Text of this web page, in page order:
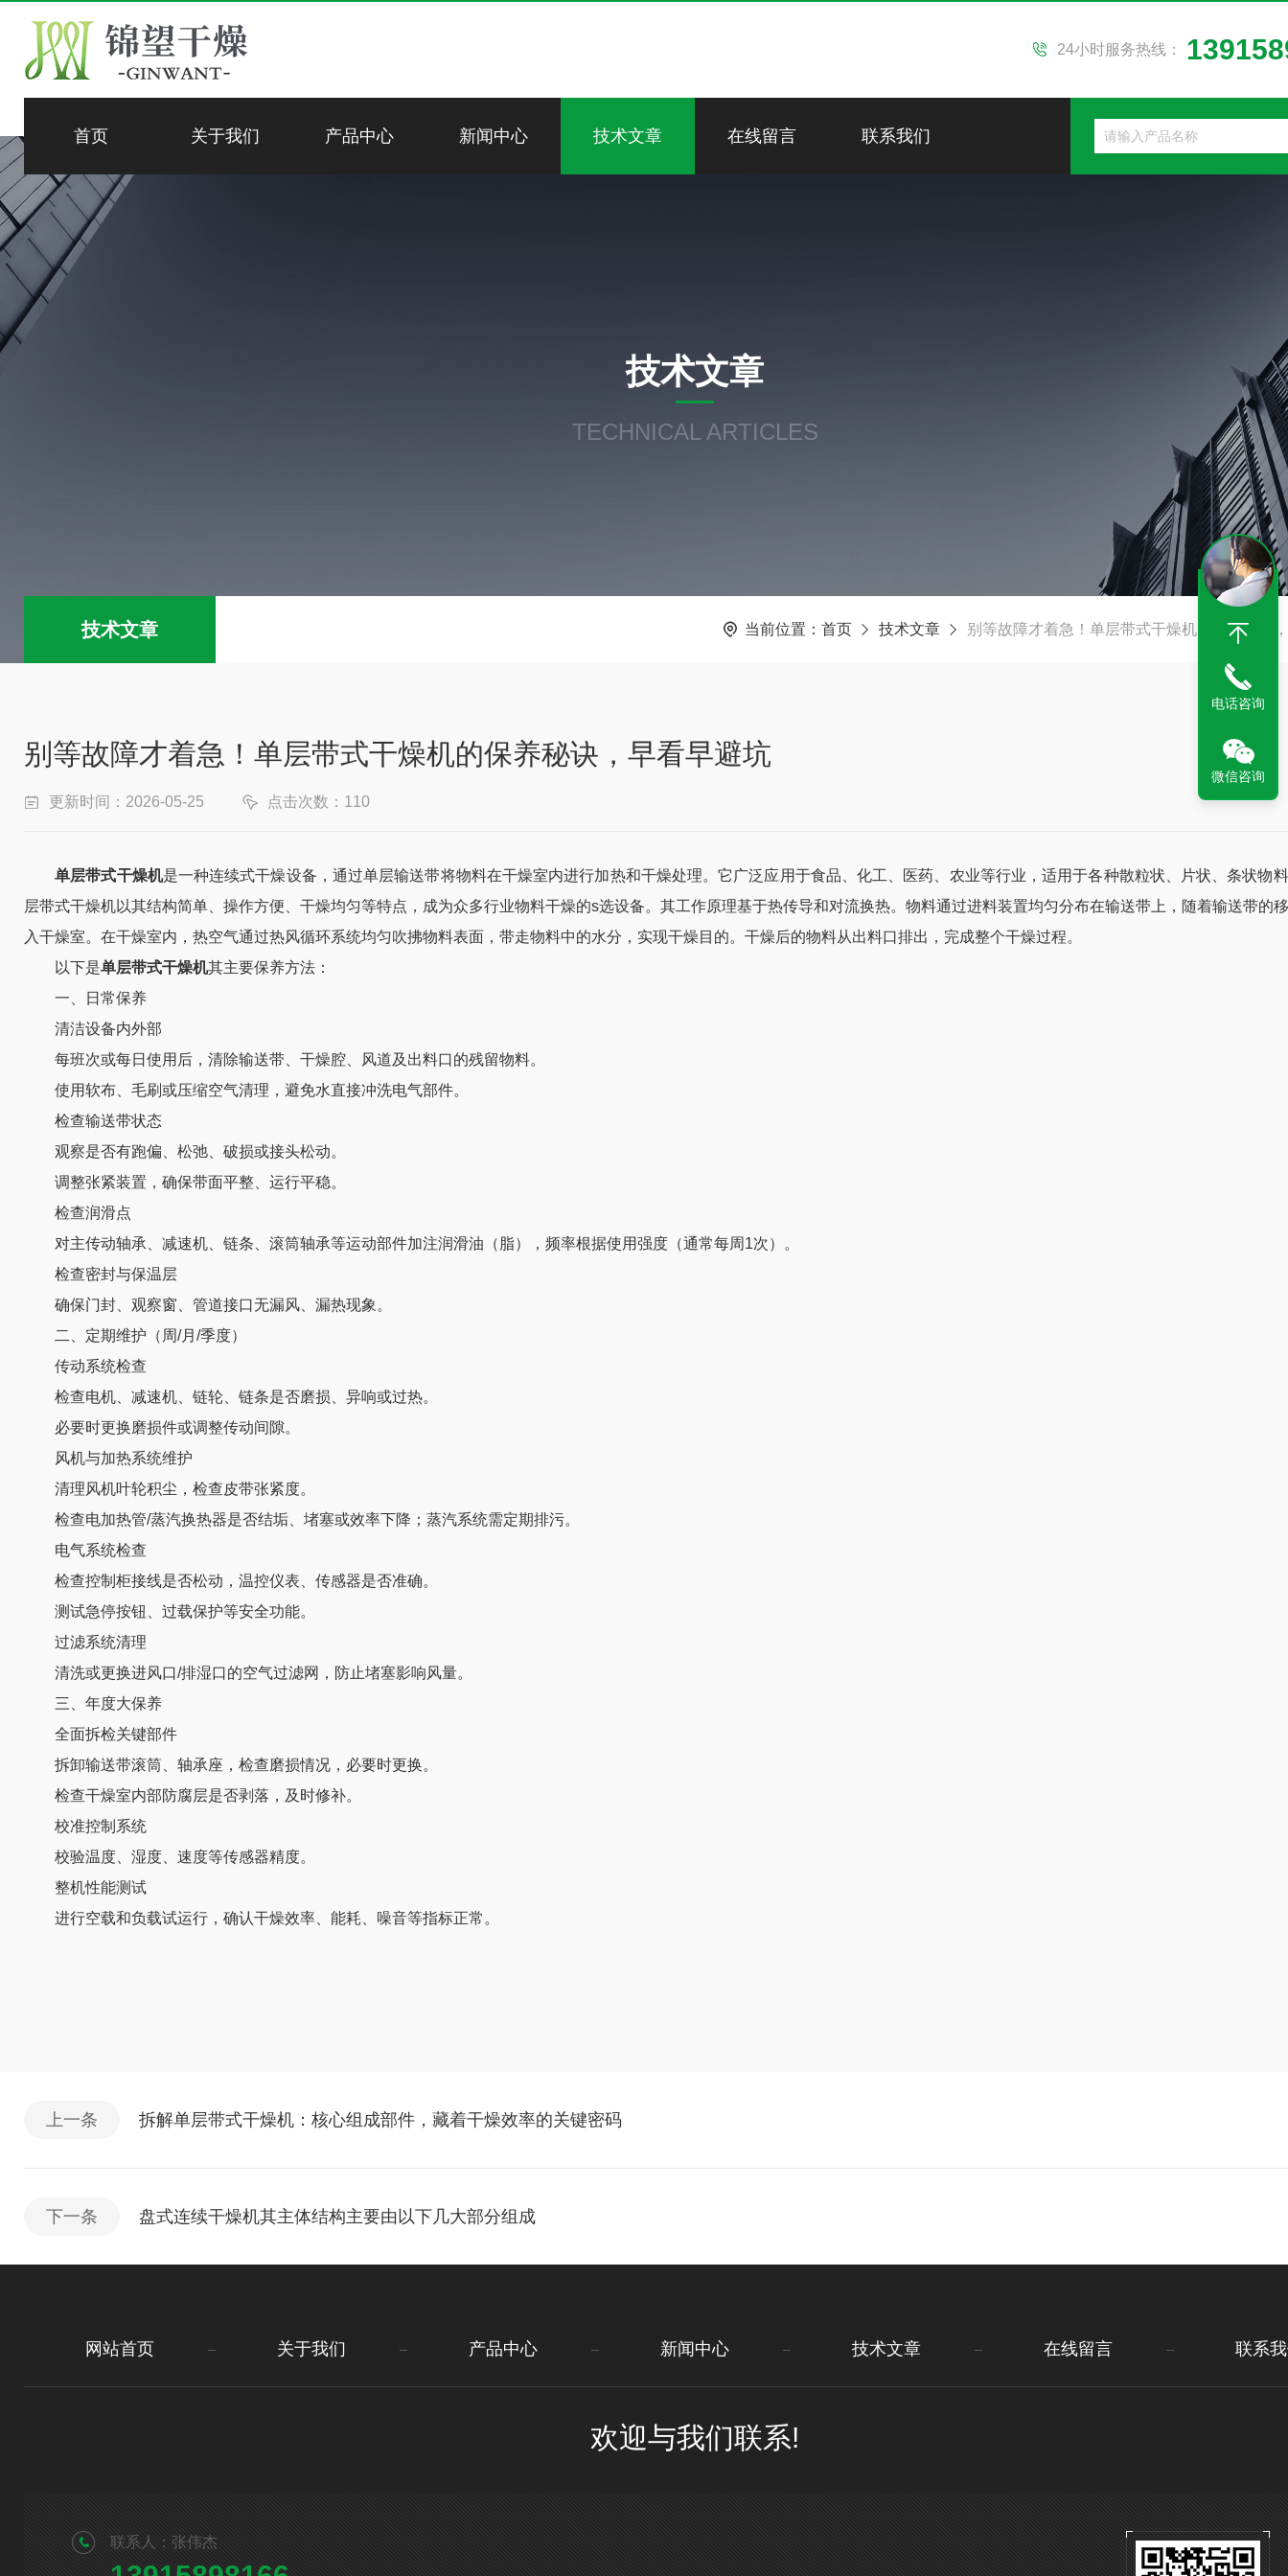
24小时服务热线：
首页 关于我们 产品中心 新闻中心 技术文章 在线留言 联系我们
技术文章
TECHNICAL ARTICLES
技术文章 当前位置： 首页 技术文章 别等故障才着急！单层带式干燥机的保养秘诀
别等故障才着急！单层带式干燥机的保养秘诀，早看早避坑
更新时间：2026-05-25 点击次数：110
单层带式干燥机是一种连续式干燥设备，通过单层输送带将物料在干燥室内进行加热和干燥处理。它广泛应用于食品、化工、医药、农业等行业，适用于各种散粒状、片状、条状物
层带式干燥机以其结构简单、操作方便、干燥均匀等特点，成为众多行业物料干燥的s选设备。其工作原理基于热传导和对流换热。物料通过进料装置均匀分布在输送带上，随着输送带的
入干燥室。在干燥室内，热空气通过热风循环系统均匀吹拂物料表面，带走物料中的水分，实现干燥目的。干燥后的物料从出料口排出，完成整个干燥过程。
以下是单层带式干燥机其主要保养方法：
一、日常保养
清洁设备内外部
每班次或每日使用后，清除输送带、干燥腔、风道及出料口的残留物料。
使用软布、毛刷或压缩空气清理，避免水直接冲洗电气部件。
检查输送带状态
观察是否有跑偏、松弛、破损或接头松动。
调整张紧装置，确保带面平整、运行平稳。
检查润滑点
对主传动轴承、减速机、链条、滚筒轴承等运动部件加注润滑油（脂），频率根据使用强度（通常每周1次）。
检查密封与保温层
确保门封、观察窗、管道接口无漏风、漏热现象。
二、定期维护（周/月/季度）
传动系统检查
检查电机、减速机、链轮、链条是否磨损、异响或过热。
必要时更换磨损件或调整传动间隙。
风机与加热系统维护
清理风机叶轮积尘，检查皮带张紧度。
检查电加热管/蒸汽换热器是否结垢、堵塞或效率下降；蒸汽系统需定期排污。
电气系统检查
检查控制柜接线是否松动，温控仪表、传感器是否准确。
测试急停按钮、过载保护等安全功能。
过滤系统清理
清洗或更换进风口/排湿口的空气过滤网，防止堵塞影响风量。
三、年度大保养
全面拆检关键部件
拆卸输送带滚筒、轴承座，检查磨损情况，必要时更换。
检查干燥室内部防腐层是否剥落，及时修补。
校准控制系统
校验温度、湿度、速度等传感器精度。
整机性能测试
进行空载和负载试运行，确认干燥效率、能耗、噪音等指标正常。
上一条 拆解单层带式干燥机：核心组成部件，藏着干燥效率的关键密码
下一条 盘式连续干燥机其主体结构主要由以下几大部分组成
网站首页 关于我们 产品中心 新闻中心 技术文章 在线留言 联系
欢迎与我们联系!
联系人：张伟杰
电话咨询
微信咨询